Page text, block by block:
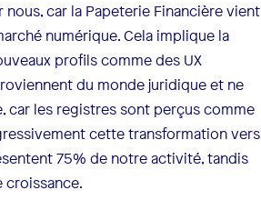
car la Papeterie Financière vient
numérique. Cela implique la
profils comme des UX
du monde juridique et ne
car les registres sont perçus comme
cette transformation vers
75% de notre activité, tandis
croissance.